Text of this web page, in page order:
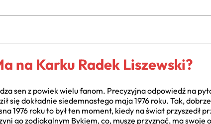
na Karku Radek Liszewski?
sen z powiek wielu fanom. Precyzyjna odpowiedź na
się dokładnie siedemnastego maja 1976 roku. Tak,
1976 roku to był ten moment, kiedy na świat przyszedł
go zodiakalnym Bykiem, co, muszę przyznać, ma swoje